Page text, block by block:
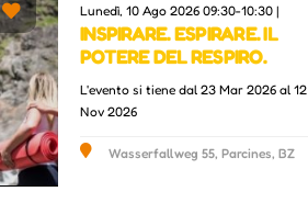
Lunedì, 10 Ago 2026 09:30-10:30 |
INSPIRARE. ESPIRARE. IL
POTERE DEL RESPIRO.
L'evento si tiene dal 23 Mar 2026 al 12
Nov 2026
Wasserfallweg 55, Parcines, BZ